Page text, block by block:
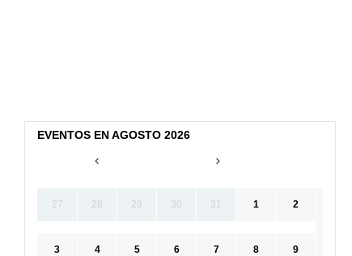
EVENTOS EN AGOSTO 2026
27 28 29 30 31 1 2
3 4 5 6 7 8 9